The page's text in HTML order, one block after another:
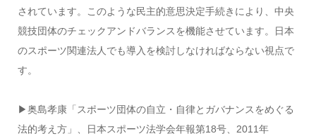
されています。このような民主的意思決定手続きにより、中央
競技団体のチェックアンドバランスを機能させています。日本
のスポーツ関連法人でも導入を検討しなければならない視点で
す。
▶奥島孝康「スポーツ団体の自立・自律とガバナンスをめぐる
法的考え方」、日本スポーツ法学会年報第18号、2011年